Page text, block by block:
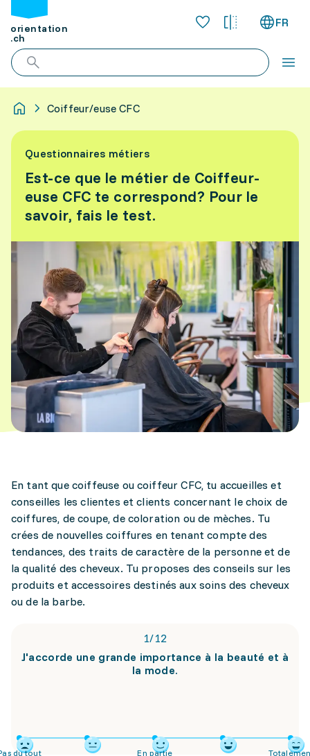
orientation
.ch
FR
Coiffeur/euse CFC
Questionnaires métiers
Est-ce que le métier de Coiffeur-
euse CFC te correspond? Pour le
savoir, fais le test.
En tant que coiffeuse ou coiffeur CFC, tu accueilles et
conseilles les clientes et clients concernant le choix de
coiffures, de coupe, de coloration ou de mèches. Tu
crées de nouvelles coiffures en tenant compte des
tendances, des traits de caractère de la personne et de
la qualité des cheveux. Tu proposes des conseils sur les
produits et accessoires destinés aux soins des cheveux
ou de la barbe.
1/12
J'accorde une grande importance à la beauté et à
la mode.
du tout En partie